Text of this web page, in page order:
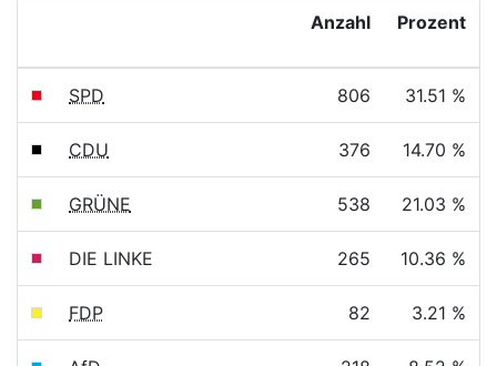
Anzahl Prozent
SPD 806 31.51 %
CDU 376 14.70 %
GRÜNE 538 21.03 %
DIE LINKE 265 10.36 %
FDP 82 3.21 %